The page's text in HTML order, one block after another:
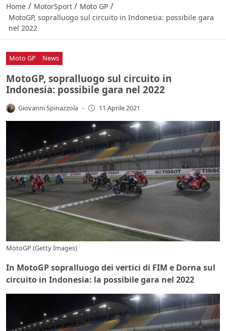
Home / MotorSport / Moto GP /
MotoGP, sopralluogo sul circuito in Indonesia: possibile gara
nel 2022
Moto GP News
MotoGP, sopralluogo sul circuito in
Indonesia: possibile gara nel 2022
Giovanni Spinazzola - 11 Aprile 2021
MotoGP (Getty Images)
In MotoGP sopralluogo dei vertici di FIM e Dorna sul
circuito in Indonesia: la possibile gara nel 2022